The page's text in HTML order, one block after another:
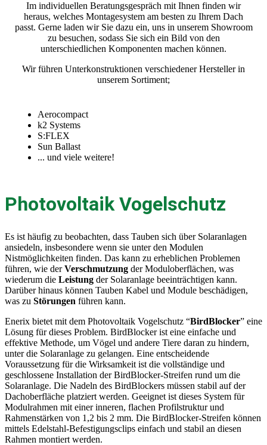
Im individuellen Beratungsgespräch mit Ihnen finden wir
heraus, welches Montagesystem am besten zu Ihrem Dach
passt. Gerne laden wir Sie dazu ein, uns in unserem Showroom
zu besuchen, sodass Sie sich ein Bild von den
unterschiedlichen Komponenten machen können.
Wir führen Unterkonstruktionen verschiedener Hersteller in
unserem Sortiment;
Aerocompact
k2 Systems
S:FLEX
Sun Ballast
... und viele weitere!
Photovoltaik Vogelschutz
Es ist häufig zu beobachten, dass Tauben sich über Solaranlagen
ansiedeln, insbesondere wenn sie unter den Modulen
Nistmöglichkeiten finden. Das kann zu erheblichen Problemen
führen, wie derVerschmutzung der Moduloberflächen, was
wiederum die Leistung der Solaranlage beeinträchtigen kann.
Darüber hinaus können Tauben Kabel und Module beschädigen,
was zu Störungen führen kann.
Enerix bietet mit dem Photovoltaik Vogelschutz “BirdBlocker” eine
Lösung für dieses Problem. BirdBlocker ist eine einfache und
effektive Methode, um Vögel und andere Tiere daran zu hindern,
unter die Solaranlage zu gelangen. Eine entscheidende
Voraussetzung für die Wirksamkeit ist die vollständige und
geschlossene Installation der BirdBlocker-Streifen rund um die
Solaranlage. Die Nadeln des BirdBlockers müssen stabil auf der
Dachoberfläche platziert werden. Geeignet ist dieses System für
Modulrahmen mit einer inneren, flachen Profilstruktur und
Rahmenstärken von 1,2 bis 2 mm. Die BirdBlocker-Streifen können
mittels Edelstahl-Befestigungsclips einfach und stabil an diesen
Rahmen montiert werden.